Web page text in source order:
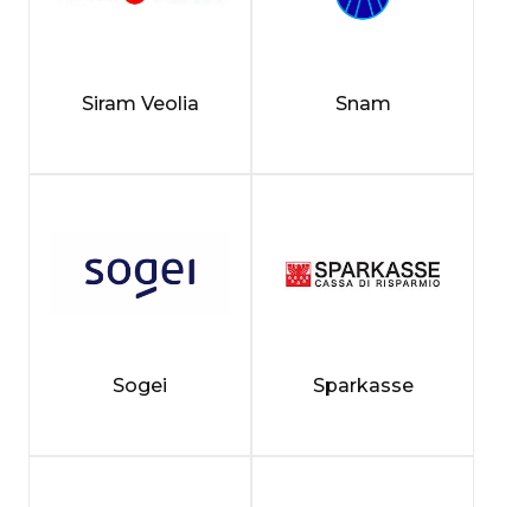
Siram Veolia Snam
Sogei Sparkasse